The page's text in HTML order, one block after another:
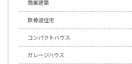
商業建築
鉄骨造住宅
コンパクトハウス
ガレージハウス